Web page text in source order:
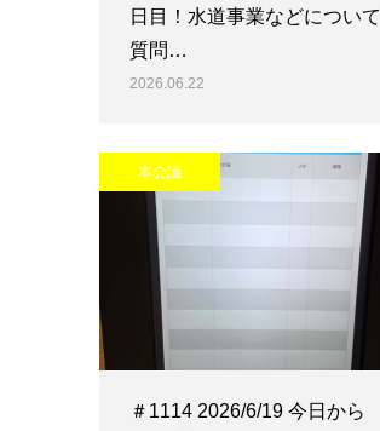
日目！水道事業などについて
質問…
2026.06.22
本会議
＃1114 2026/6/19 今日から